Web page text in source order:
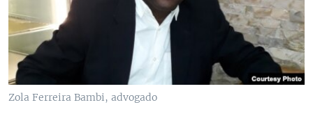
Zola Ferreira Bambi, advogado